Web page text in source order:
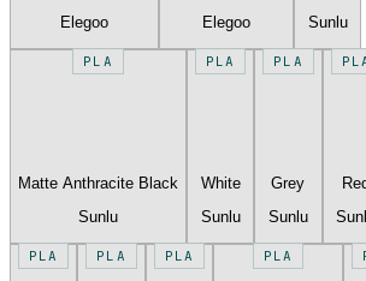
Elegoo
Elegoo
Sunlu
PLA
Matte Anthracite Black
Sunlu
PLA
White
Sunlu
PLA
Grey
Sunlu
PLA PLA PLA PLA